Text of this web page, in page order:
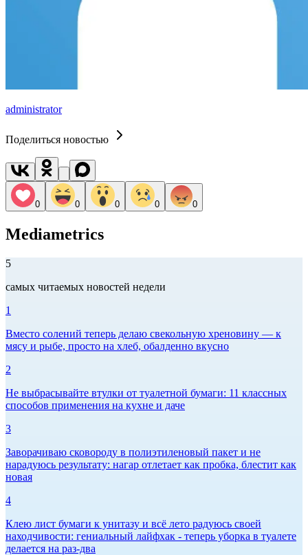
administrator
Поделиться новостью
0 0 0 0 0
Mediametrics
5
самых читаемых новостей недели
1
Вместо солений теперь делаю свекольную хреновину — к
мясу и рыбе, просто на хлеб, обалденно вкусно
2
Не выбрасывайте втулки от туалетной бумаги: 11 классных
способов применения на кухне и даче
3
Заворачиваю сковороду в полиэтиленовый пакет и не
нарадуюсь результату: нагар отлетает как пробка, блестит как
новая
4
Клею лист бумаги к унитазу и всё лето радуюсь своей
находчивости: гениальный лайфхак - теперь уборка в туалете
делается на раз-два